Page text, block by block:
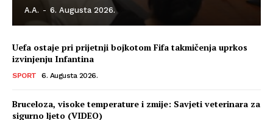
A.A. - 6. Augusta 2026.
Uefa ostaje pri prijetnji bojkotom Fifa takmičenja uprkos
izvinjenju Infantina
SPORT 6. Augusta 2026.
Bruceloza, visoke temperature i zmije: Savjeti veterinara za
sigurno ljeto (VIDEO)